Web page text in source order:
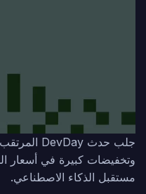
مستقبل الذكاء الاصطناعي.